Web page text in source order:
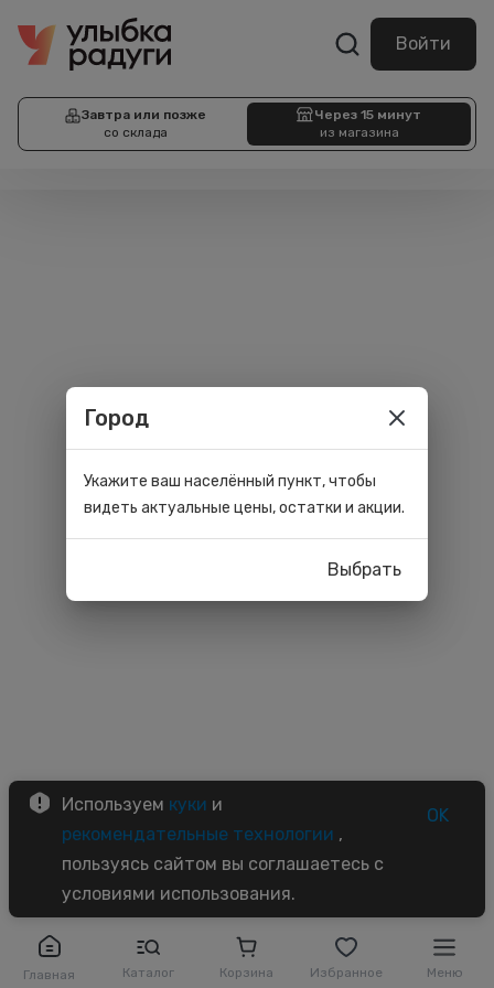
Войти
Завтра или позже
со склада
Через 15 минут
из магазина
Главная Каталог Корзина Избранное Меню
Используем куки и
рекомендательные технологии ,
пользуясь сайтом вы соглашаетесь с
условиями использования.
OK
Город
Укажите ваш населённый пункт, чтобы
видеть актуальные цены, остатки и акции.
Выбрать